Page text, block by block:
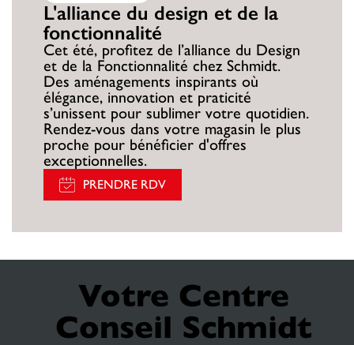
L'alliance du design et de la
fonctionnalité
Cet été, profitez de l’alliance du Design
et de la Fonctionnalité chez Schmidt.
Des aménagements inspirants où
élégance, innovation et praticité
s’unissent pour sublimer votre quotidien.
Rendez-vous dans votre magasin le plus
proche pour bénéficier d'offres
exceptionnelles.
PRENDRE RDV
Votre Centre
Conseil Schmidt